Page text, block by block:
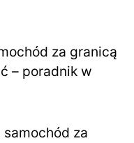
za granicą
– poradnik w
za